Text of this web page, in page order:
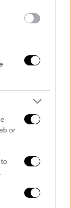
or
ο Τραμπ
μας
που
Κράτος
του με